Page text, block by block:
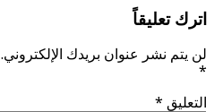
اترك تعليقاً
لن يتم نشر عنوان بريدك الإلكتروني.
*
التعليق *